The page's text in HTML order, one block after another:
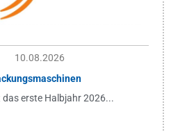
10.08.2026
erste Halbjahr 2026...